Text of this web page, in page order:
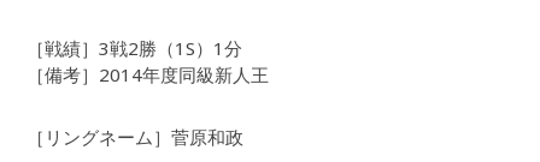
［戦績］3戦2勝（1S）1分
［備考］2014年度同級新人王
［リングネーム］菅原和政